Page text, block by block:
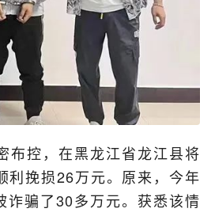
布控，在黑龙江省龙江县将
利挽损26万元。原来，今年
骗了30多万元。获悉该情